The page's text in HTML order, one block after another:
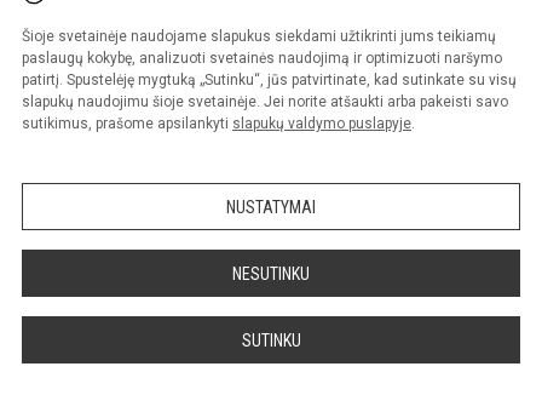
Šioje svetainėje naudojame slapukus siekdami užtikrinti jums teikiamų
paslaugų kokybę, analizuoti svetainės naudojimą ir optimizuoti naršymo
patirtį. Spustelėję mygtuką „Sutinku“, jūs patvirtinate, kad sutinkate su visų
slapukų naudojimu šioje svetainėje. Jei norite atšaukti arba pakeisti savo
sutikimus, prašome apsilankyti slapukų valdymo puslapyje.
NUSTATYMAI
NESUTINKU
SUTINKU
Kopijuoti, cituoti ar kitaip atvaizduoti internetinės svetainės turinį be raštiško
mokyklos vadovų sutikimo yra draudžiama.
Prieinamumo paraiška Slapukų valdymas
Sumanus būdas atnaujinti